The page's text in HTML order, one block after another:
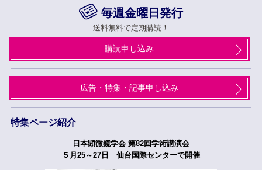
毎週金曜日発行
送料無料で定期購読！
購読申し込み
広告・特集・記事申し込み
特集ページ紹介
日本顕微鏡学会 第82回学術講演会
５月25～27日 仙台国際センターで開催